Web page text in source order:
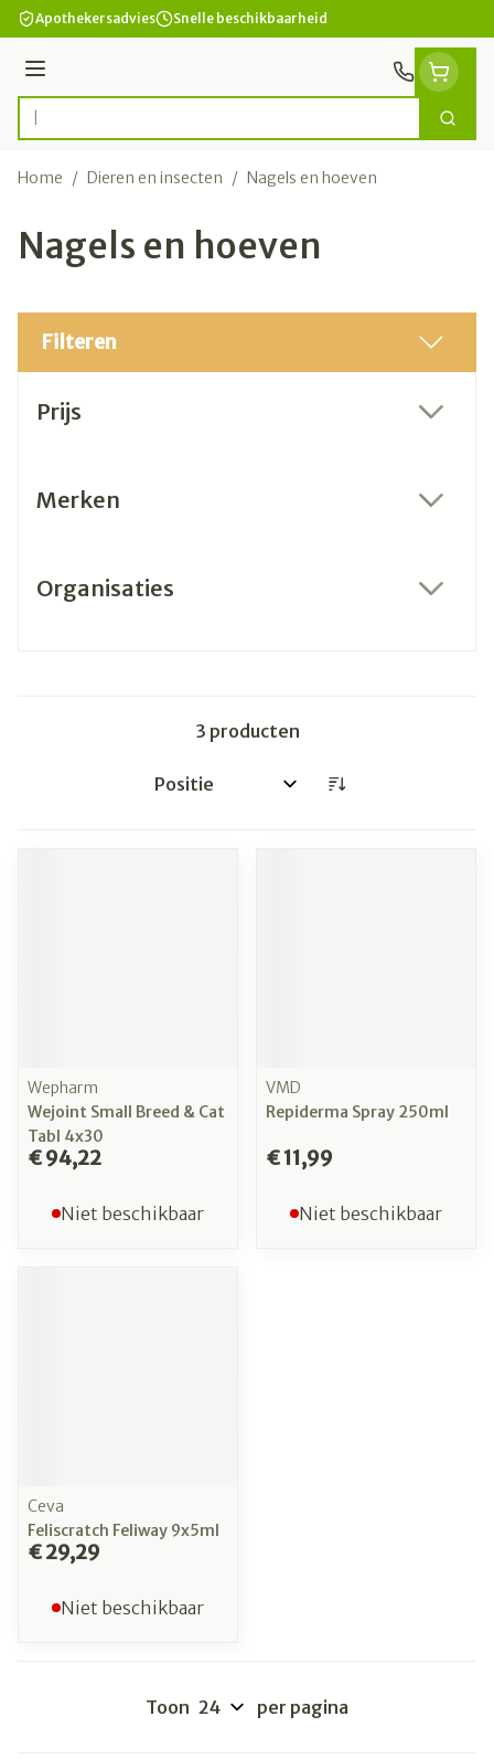
Ga naar de inhoud
Apothekersadvies Snelle beschikbaarheid
Menu
Product, merk, categorie... Zoek
Home / Dieren en insecten / Nagels en hoeven
Nagels en hoeven
Filteren
Prijs
Merken
Organisaties
3 producten
Sorteer op:
Wepharm
Wejoint Small Breed & Cat
Tabl 4x30
€ 94,22
Niet beschikbaar
VMD
Repiderma Spray 250ml
€ 11,99
Niet beschikbaar
Ceva
Feliscratch Feliway 9x5ml
€ 29,29
Niet beschikbaar
Toon per pagina